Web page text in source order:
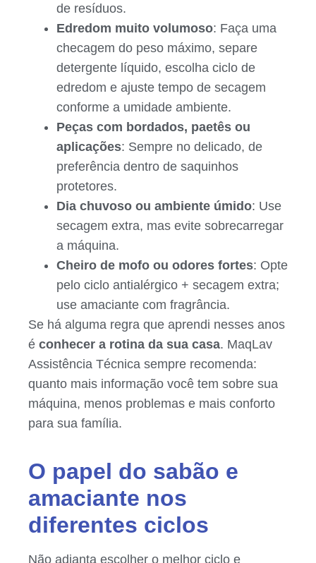
de resíduos.
Edredom muito volumoso: Faça uma
checagem do peso máximo, separe
detergente líquido, escolha ciclo de
edredom e ajuste tempo de secagem
conforme a umidade ambiente.
Peças com bordados, paetês ou
aplicações: Sempre no delicado, de
preferência dentro de saquinhos
protetores.
Dia chuvoso ou ambiente úmido: Use
secagem extra, mas evite sobrecarregar
a máquina.
Cheiro de mofo ou odores fortes: Opte
pelo ciclo antialérgico + secagem extra;
use amaciante com fragrância.
Se há alguma regra que aprendi nesses anos
é conhecer a rotina da sua casa. MaqLav
Assistência Técnica sempre recomenda:
quanto mais informação você tem sobre sua
máquina, menos problemas e mais conforto
para sua família.
O papel do sabão e
amaciante nos
diferentes ciclos
Não adianta escolher o melhor ciclo e